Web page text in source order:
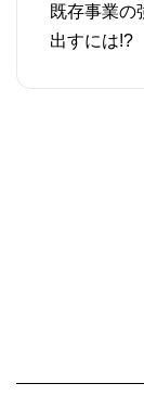
既存事業の
出すには!?